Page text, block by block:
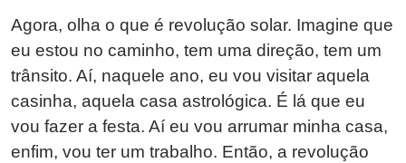
Agora, olha o que é revolução solar. Imagine que
eu estou no caminho, tem uma direção, tem um
trânsito. Aí, naquele ano, eu vou visitar aquela
casinha, aquela casa astrológica. É lá que eu
vou fazer a festa. Aí eu vou arrumar minha casa,
enfim, vou ter um trabalho. Então, a revolução